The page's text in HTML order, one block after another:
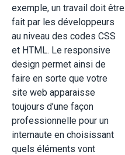
exemple, un travail doit être
fait par les développeurs
au niveau des codes CSS
et HTML. Le responsive
design permet ainsi de
faire en sorte que votre
site web apparaisse
toujours d’une façon
professionnelle pour un
internaute en choisissant
quels éléments vont